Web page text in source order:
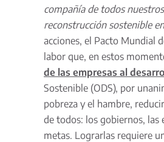
compañía de todos
reconstrucción sostenible
acciones, el Pacto Mundial
labor que, en estos
de las empresas al
Sostenible (ODS), por
pobreza y el hambre,
de todos: los gobiernos, las
metas. Lograrlas requiere